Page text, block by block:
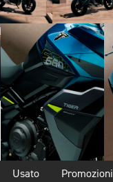
Usato Promozioni